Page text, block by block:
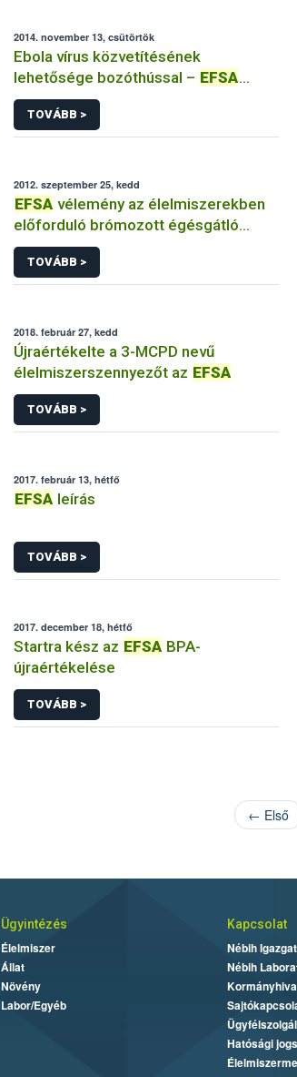
2014. november 13, csütörtök
Ebola vírus közvetítésének
lehetősége bozóthússal – EFSA
vélemény
TOVÁBB >
2012. szeptember 25, kedd
EFSA vélemény az élelmiszerekben
előforduló brómozott égésgátló
anyagok egy csoportjáról
TOVÁBB >
2018. február 27, kedd
Újraértékelte a 3-MCPD nevű
élelmiszerszennyezőt az EFSA
TOVÁBB >
2017. február 13, hétfő
EFSA leírás
TOVÁBB >
2017. december 18, hétfő
Startra kész az EFSA BPA-
újraértékelése
TOVÁBB >
← Első
Ügyintézés
Élelmiszer
Állat
Növény
Labor/Egyéb
Kapcsolat
Nébih
Nébih
Hatósági